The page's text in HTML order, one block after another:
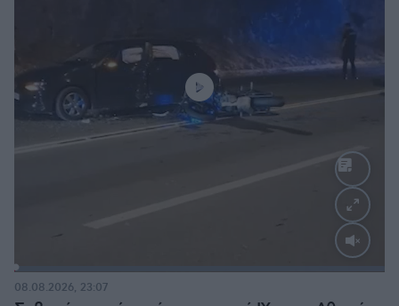
08.08.2026, 23:07